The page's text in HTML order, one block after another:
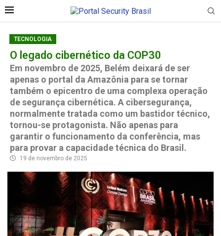
TECNOLOGIA
O legado cibernético da COP30
Em novembro de 2025, Belém deixará de ser
apenas o portal da Amazônia para se tornar
também o epicentro de uma complexa operação
de segurança cibernética. A cibersegurança,
normalmente tratada como um bastidor técnico,
tornou-se protagonista. Não apenas para
garantir o funcionamento da conferência, mas
para provar a capacidade técnica do Brasil.
19 de novembro de 2025